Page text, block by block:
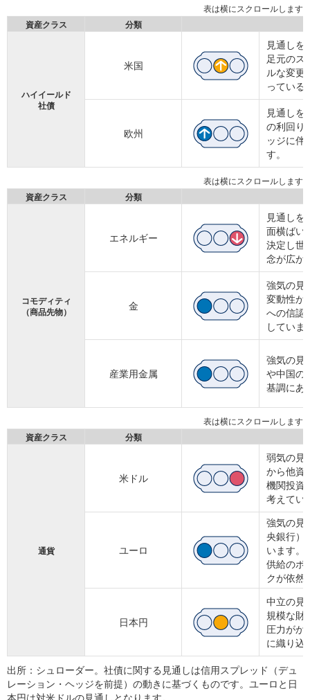
資産クラス 分類
ハイイールド
社債
米国
見通しを
足元のス
ルな変更
っている
欧州
見通しを
の利回り
ッジに伴
す。
資産クラス 分類
コモディティ
（商品先物）
エネルギー
見通しを
面横ばい
決定し世
念が広が
金
強気の見
変動性が
への信認
していま
産業用金属
強気の見
や中国の
基調にあ
資産クラス 分類
通貨
米ドル
弱気の見
から他資
機関投資
考えてい
ユーロ
強気の見
央銀行）
います。
供給のボ
クが依然
日本円
中立の見
規模な財
圧力がか
に織り込
出所：シュローダー。社債に関する見通しは信用スプレッド（デュ
レーション・ヘッジを前提）の動きに基づくものです。ユーロと日